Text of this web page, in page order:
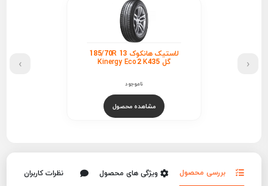
لاستیک هانکوک 185/70R 13
گل Kinergy Eco2 K435
ناموجود
مشاهده محصول
‹
›
بررسی محصول ویژگی های محصول نظرات کاربران